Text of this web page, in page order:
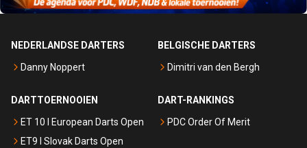
NEDERLANDSE DARTERS
Danny Noppert
BELGISCHE DARTERS
Dimitri van den Bergh
DARTTOERNOOIEN
ET 10 I European Darts Open
ET9 I Slovak Darts Open
DART-RANKINGS
PDC Order Of Merit